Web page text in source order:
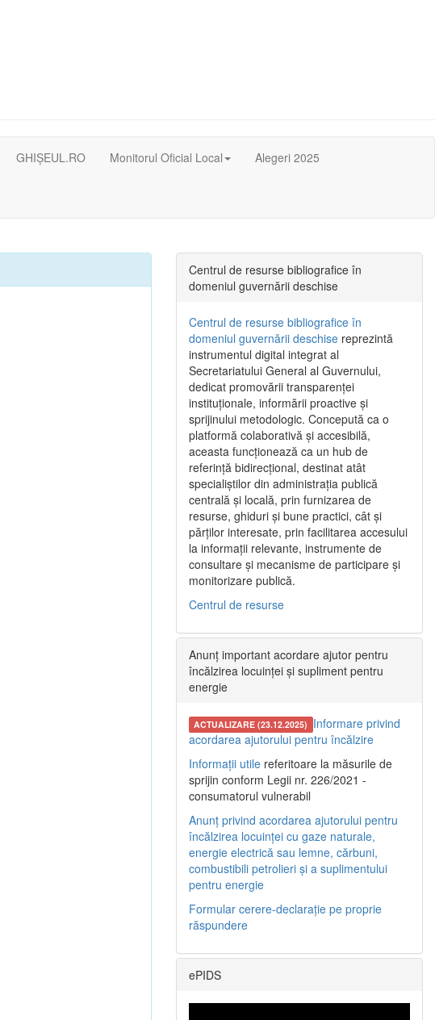
GHIȘEUL.RO Monitorul Oficial Local Alegeri 2025
Centrul de resurse bibliografice în
domeniul guvernării deschise
Centrul de resurse bibliografice în
domeniul guvernării deschise reprezintă
instrumentul digital integrat al
Secretariatului General al Guvernului,
dedicat promovării transparenței
instituționale, informării proactive și
sprijinului metodologic. Concepută ca o
platformă colaborativă și accesibilă,
aceasta funcționează ca un hub de
referință bidirecțional, destinat atât
specialiștilor din administrația publică
centrală și locală, prin furnizarea de
resurse, ghiduri și bune practici, cât și
părților interesate, prin facilitarea accesului
la informații relevante, instrumente de
consultare și mecanisme de participare și
monitorizare publică.
Centrul de resurse
Anunț important acordare ajutor pentru
încălzirea locuinței și supliment pentru
energie
ACTUALIZARE (23.12.2025) Informare privind
acordarea ajutorului pentru încălzire
Informații utile referitoare la măsurile de
sprijin conform Legii nr. 226/2021 -
consumatorul vulnerabil
Anunț privind acordarea ajutorului pentru
încălzirea locuinței cu gaze naturale,
energie electrică sau lemne, cărbuni,
combustibili petrolieri și a suplimentului
pentru energie
Formular cerere-declarație pe proprie
răspundere
ePIDS